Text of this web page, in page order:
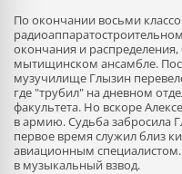
По окончании восьми
окончания и распределения,
мытищинском ансамбле.
музучилище Глызин
где "трубил" на дневном
факультета. Но вскоре
в армию. Судьба забросила
первое время служил близ
авиационным
в музыкальный взвод.